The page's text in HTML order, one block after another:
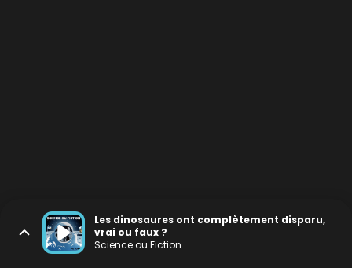
Les dinosaures ont complètement disparu,
vrai ou faux ?
Science ou Fiction